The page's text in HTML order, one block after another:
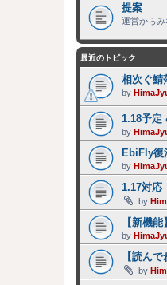
提案
運営からみ
最近のトピック
相次ぐ鯖
by
1.18予定
by
EbiFly復
by
1.17対応
by
【新機
by
【読ん
by